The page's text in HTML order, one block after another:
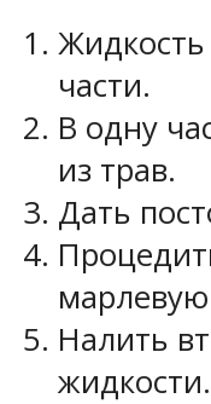
Жидкость
части.
В одну
из трав.
Дать
Налить
жидкости.